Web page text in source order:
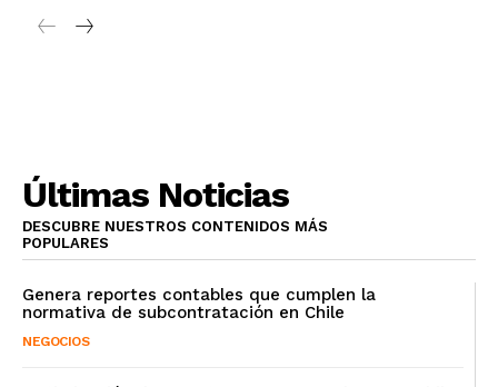
Últimas Noticias
DESCUBRE NUESTROS CONTENIDOS MÁS
POPULARES
Genera reportes contables que cumplen la
normativa de subcontratación en Chile
NEGOCIOS